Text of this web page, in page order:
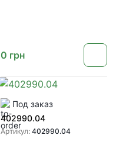
0 грн
Под заказ
402990.04
Артикул: 402990.04